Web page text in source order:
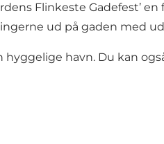
Flinkeste Gadefest’ en
ud på gaden med
havn. Du kan